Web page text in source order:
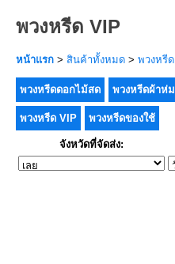
พวงหรีด VIP
หน้าแรก > สินค้าทั้งหมด > พวงหรีด
พวงหรีดดอกไม้สด พวงหรีดผ้าห่ม
พวงหรีด VIP พวงหรีดของใช้
จังหวัดที่จัดส่ง: